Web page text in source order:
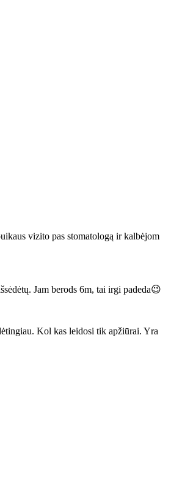
vizito pas stomatologą ir kalbėjom
Jam berods 6m, tai irgi padeda😉
Kol kas leidosi tik apžiūrai. Yra